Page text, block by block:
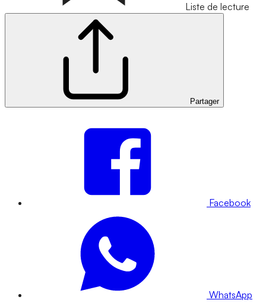
Liste de lecture
Partager
Facebook
WhatsApp